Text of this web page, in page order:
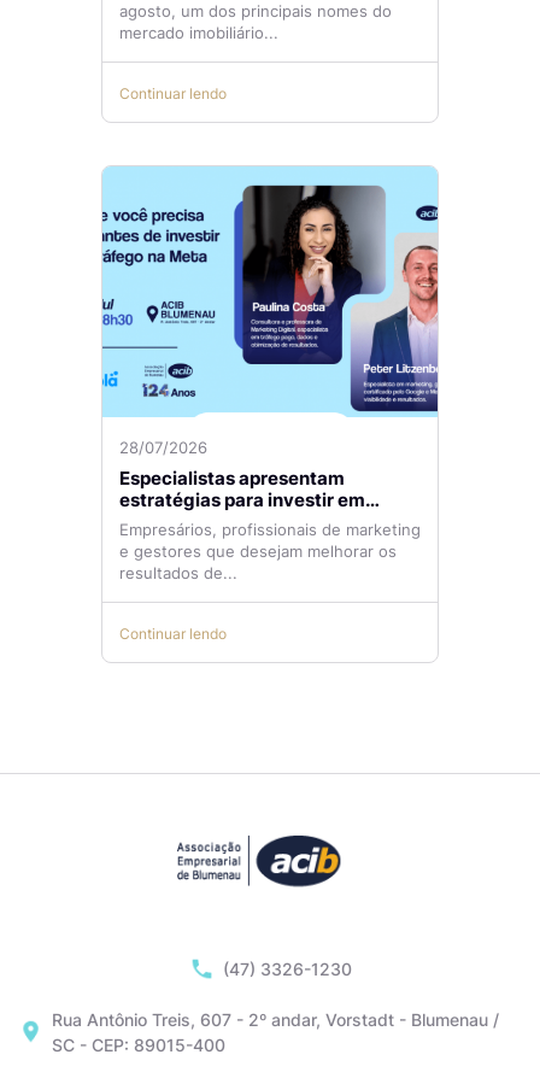
agosto, um dos principais nomes do
mercado imobiliário...
Continuar lendo
28/07/2026
Especialistas apresentam
estratégias para investir em
tráfego pago com mais eficiência
Empresários, profissionais de marketing
e gestores que desejam melhorar os
resultados de...
Continuar lendo
(47) 3326-1230
Rua Antônio Treis, 607 - 2º andar, Vorstadt - Blumenau /
SC - CEP: 89015-400